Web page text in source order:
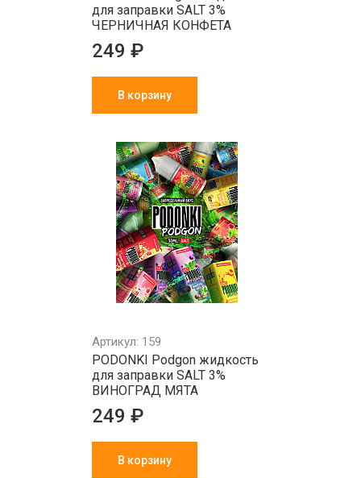
для заправки SALT 3%
ЧЕРНИЧНАЯ КОНФЕТА
249 ₽
В корзину
Артикул: 159
PODONKI Podgon жидкость
для заправки SALT 3%
ВИНОГРАД МЯТА
249 ₽
В корзину